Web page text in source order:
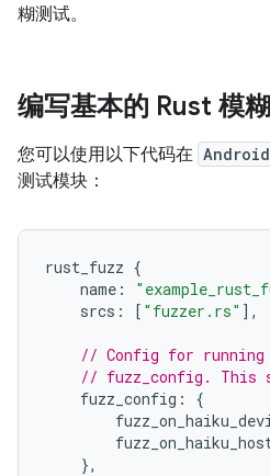
糊测试。
编写基本的 Rust 模
您可以使用以下代码在
测试模块：
rust_fuzz {
name :
srcs : [ "fuzzer.rs" ],
// Config for
// fuzz_config. This
fuzz_config :
{
},